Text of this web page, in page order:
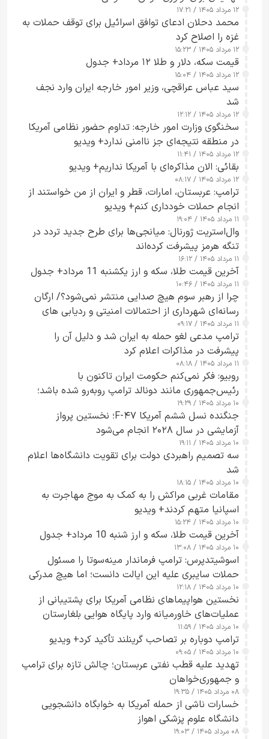
۱۲ مرداد ۱۴۰۵ / ۱۷:۲۱
محمد دحلان ادعای توافق اسرائیل برای توقف حملات به
غزه را اصلاح کرد
۱۲ مرداد ۱۴۰۵ / ۱۵:۲۳
قیمت سکه، دلار و طلا ۱۲ مرداد+ جدول
۱۲ مرداد ۱۴۰۵ / ۱۵:۰۴
سید عباس عراقچی، وزیر امور خارجه ایران وارد نجف
شد
۱۲ مرداد ۱۴۰۵ / ۱۲:۱۲
سخنگوی وزارت امور خارجه: تداوم حضور نظامی آمریکا
در منطقه نتیجه‌ای جز ناامنی ندارد+ ویدیو
۱۲ مرداد ۱۴۰۵ / ۱۱:۴۱
بقائی: الان مذاکره‌ای با آمریکا نداریم+ ویدیو
۱۲ مرداد ۱۴۰۵ / ۰۸:۱۷
ترامپ: عربستان، امارات، قطر و ایران از من خواستند از
انجام حملات خودداری کنم+ ویدیو
۱۱ مرداد ۱۴۰۵ / ۱۹:۰۴
وال‌استریت ژورنال: میانجی‌ها برای طرح جدید تردد در
تنگه هرمز پیشرفت کرده‌اند
۱۱ مرداد ۱۴۰۵ / ۱۶:۱۲
آخرین قیمت طلا، سکه و ارز یکشنبه 11 مرداد+ جدول
۱۱ مرداد ۱۴۰۵ / ۱۰:۴۶
چرا از رهبر سوم هیچ صدایی منتشر نمی‌شود؟/ ارگان
رسانه‌ای شهرداری از احتمالات امنیتی و ردیابی های
جاسوسی گفت
۱۱ مرداد ۱۴۰۵ / ۰۹:۱۷
ترامپ مدعی لغو حمله به ایران شد و دلیل آن را
پیشرفت در مذاکرات اعلام کرد
۱۱ مرداد ۱۴۰۵ / ۰۸:۱۸
روبیو: فکر نمی‌کنم حکومت ایران تاکنون با
رئیس‌جمهوری مانند دونالد ترامپ روبه‌رو شده باشد؛
کسی که واقعاً دست به اقدام می‌زند
۱۰ مرداد ۱۴۰۵ / ۱۹:۲۹
جنگنده نسل ششم آمریکا F-۴۷؛ نخستین پرواز
آزمایشی در سال ۲۰۲۸ انجام می‌شود
۱۰ مرداد ۱۴۰۵ / ۱۹:۱۱
سه تصمیم راهبردی دولت برای تقویت دانشگاه‌ها اعلام
شد
۱۰ مرداد ۱۴۰۵ / ۱۸:۱۵
مقامات غربی مراکش را به کمک به موج مهاجرت به
اسپانیا متهم کردند+ ویدیو
۱۰ مرداد ۱۴۰۵ / ۱۵:۲۴
آخرین قیمت طلا، سکه و ارز شنبه 10 مرداد+ جدول
۱۰ مرداد ۱۴۰۵ / ۱۳:۰۸
اسوشیتدپرس: ترامپ فرماندار مینه‌سوتا را مسئول
حملات سایبری علیه این ایالت دانست؛ اما هیچ مدرکی
ارائه نکرد
۱۰ مرداد ۱۴۰۵ / ۱۲:۱۸
نخستین هواپیماهای نظامی آمریکا برای پشتیبانی از
عملیات‌های خاورمیانه وارد پایگاه هوایی بلغارستان
شدند
۱۰ مرداد ۱۴۰۵ / ۱۱:۵۹
ترامپ دوباره بر تصاحب گرینلند تأکید کرد+ ویدیو
۱۰ مرداد ۱۴۰۵ / ۰۹:۰۵
تهدید علیه قطب نفتی عربستان؛ چالش تازه برای ترامپ
و جمهوری‌خواهان
۰۸ مرداد ۱۴۰۵ / ۱۹:۳۵
خسارات ناشی از حمله آمریکا به خوابگاه دانشجویی
دانشگاه علوم پزشکی اهواز
۰۸ مرداد ۱۴۰۵ / ۱۹:۰۳